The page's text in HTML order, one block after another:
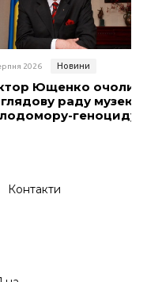
2026 Новини
Ющенко очолив
раду музею
геноциду
Контакти